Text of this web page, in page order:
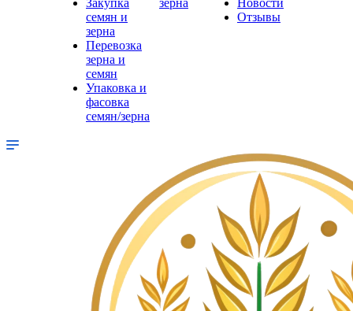
Закупка
семян и
зерна
Перевозка
зерна и
семян
Упаковка и
фасовка
семян/зерна
зерна
Новости
Отзывы